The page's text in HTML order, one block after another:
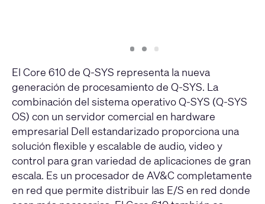
Slide
1 Slide
2 Slide
3
El Core 610 de Q-SYS representa la nueva
generación de procesamiento de Q-SYS. La
combinación del sistema operativo Q-SYS (Q-SYS
OS) con un servidor comercial en hardware
empresarial Dell estandarizado proporciona una
solución flexible y escalable de audio, video y
control para gran variedad de aplicaciones de gran
escala. Es un procesador de AV&C completamente
en red que permite distribuir las E/S en red donde